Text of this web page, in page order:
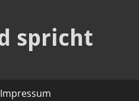
spricht
Impressum